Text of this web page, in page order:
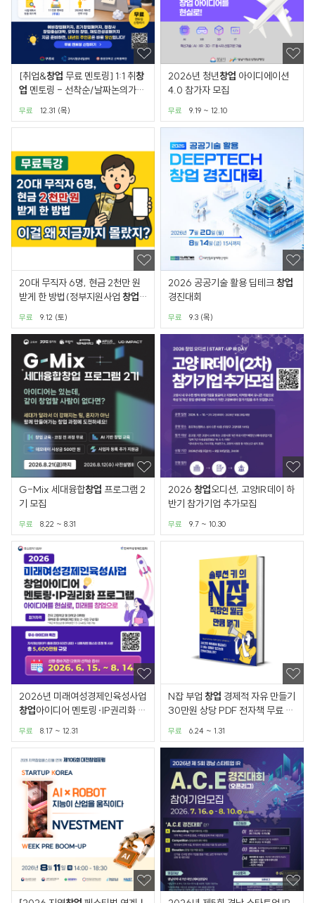
[취업&창업 무료 멘토링] 1:1 취창
업 멘토링 - 선착순/날짜논의가
능/온,오프라인 가능
12.31 (목)
무료
2026년 청년창업 아이디에이션
4.0 참가자 모집
9.19 ~ 12.10
무료
20대 무직자 6명, 현금 2천만 원
받게 한 방법(정부지원사업 창업
무료교육.투자받기)
9.12 (토)
무료
2026 공공기술 활용 딥테크창업
경진대회
9.3 (목)
무료
G-Mix 세대융합창업 프로그램 2
기 모집
8.22 ~ 8.31
무료
2026 창업오디션, 고양IR데이 하
반기 참가기업 추가모집
9.7 ~ 10.30
무료
2026년 미래여성경제인육성사업
창업아이디어 멘토링·IP권리화 프
8.17 ~ 12.31
무료
N잡 부업 창업 경제적 자유 만들기
30만원 상당 PDF 전자책 무료 배
6.24 ~ 1.31
무료